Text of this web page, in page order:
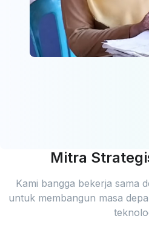
Mitra
Kami bangga bekerja sama
untuk membangun masa